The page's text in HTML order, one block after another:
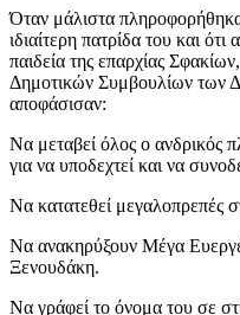
Όταν μάλιστα
ιδιαίτερη πατρίδα του και
παιδεία της επαρχίας
Δημοτικών Συμβουλίων των
αποφάσισαν:
Να μεταβεί όλος ο ανδρικός
για να υποδεχτεί και να
Να κατατεθεί μεγαλοπρεπές
Να ανακηρύξουν Μέγα
Ξενουδάκη.
Να γράφεί το όνομα του σε